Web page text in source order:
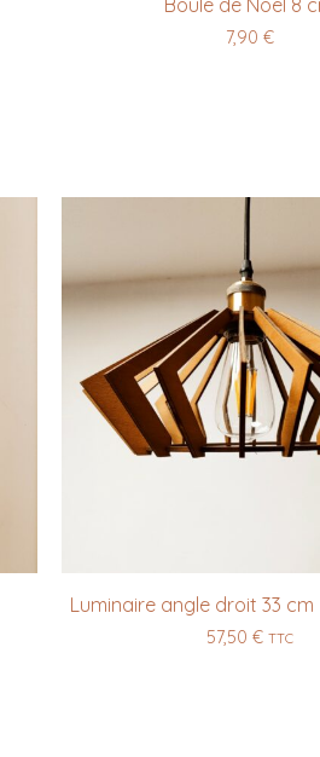
Boule de Noël 8
7,90 €
Luminaire angle droit 33
57,50 € TTC